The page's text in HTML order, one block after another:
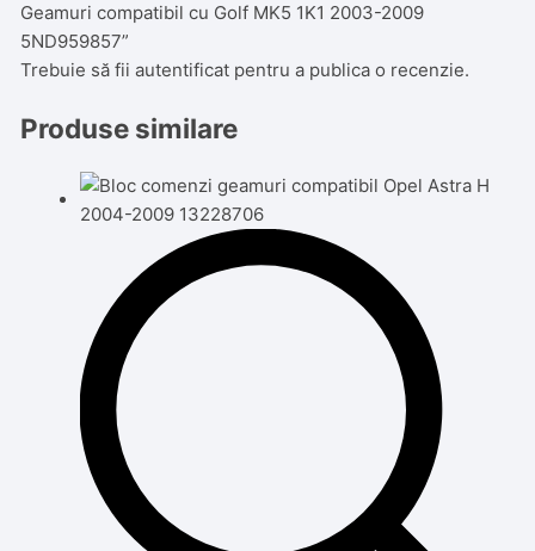
Geamuri compatibil cu Golf MK5 1K1 2003-2009
5ND959857”
Trebuie să fiiautentificat pentru a publica o recenzie.
Produse similare